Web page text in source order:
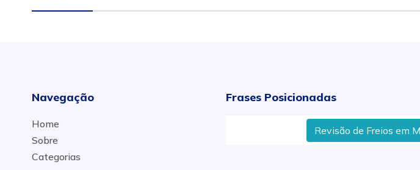
Navegação
Home
Sobre
Categorias
Frases Posicionadas
Revisão de Freios em Motos Ktm